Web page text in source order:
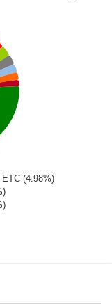
(4.98%)
(2.82%)